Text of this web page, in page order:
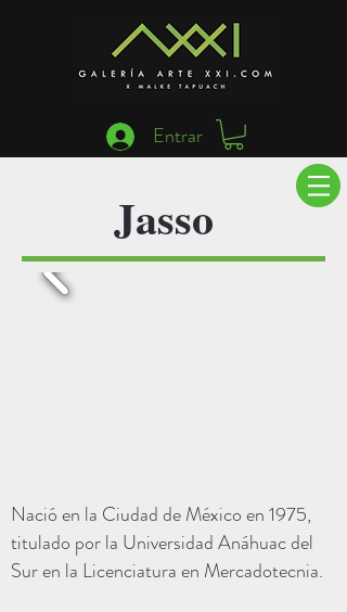
Entrar
Jasso
Nació en la Ciudad de México en 1975,
titulado por la Universidad Anáhuac del
Sur en la Licenciatura en Mercadotecnia.